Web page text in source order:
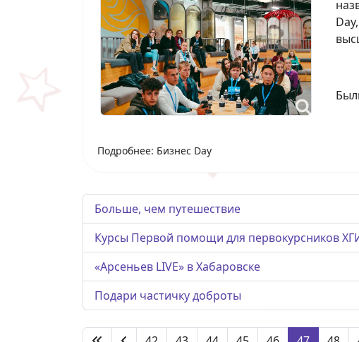
Подробнее: Бизнес Day
Больше, чем путешествие
Курсы Первой помощи для первокурсников
«Арсеньев LIVE» в Хабаровске
Подари частичку доброты